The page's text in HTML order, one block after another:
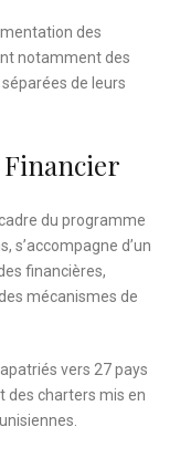
des
notamment des
de leurs
du programme
s’accompagne d’un
financières,
mécanismes de
vers 27 pays
des charters mis en